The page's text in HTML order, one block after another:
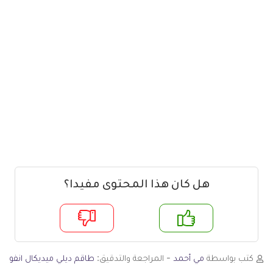
هل كان هذا المحتوى مفيدا؟
لا
كتب بواسطة مي أحمد - المراجعة والتدقيق: طاقم ديلي ميديكال انفو